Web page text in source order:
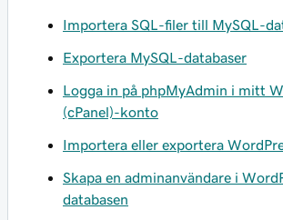
Importera SQL-filer till MySQL-
Exportera MySQL-databaser
Logga in på phpMyAdmin i mitt
(cPanel)-konto
Importera eller exportera
Skapa en adminanvändare i
databasen